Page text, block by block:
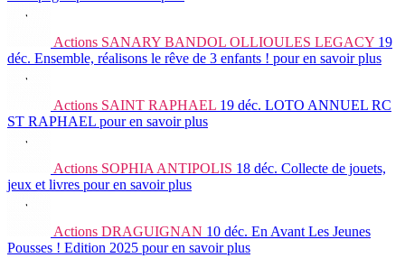
Actions SANARY BANDOL OLLIOULES LEGACY 19
déc. Ensemble, réalisons le rêve de 3 enfants ! pour en savoir plus
Actions SAINT RAPHAEL 19 déc. LOTO ANNUEL RC
ST RAPHAEL pour en savoir plus
Actions SOPHIA ANTIPOLIS 18 déc. Collecte de jouets,
jeux et livres pour en savoir plus
Actions DRAGUIGNAN 10 déc. En Avant Les Jeunes
Pousses ! Edition 2025 pour en savoir plus